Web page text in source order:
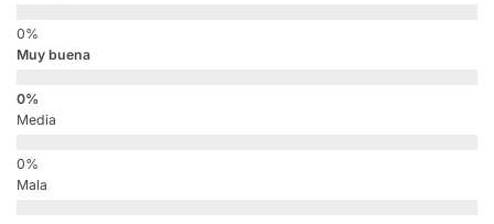
Muy buena
Media
Mala